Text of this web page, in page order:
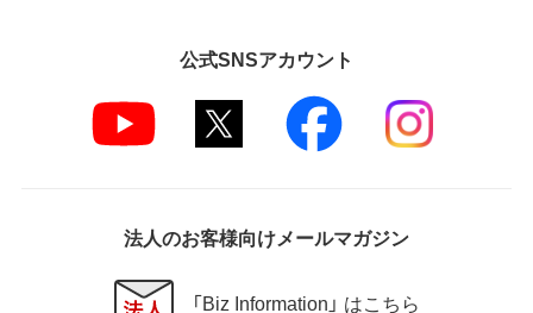
公式SNSアカウント
法人のお客様向けメールマガジン
「Biz Information」 はこちら